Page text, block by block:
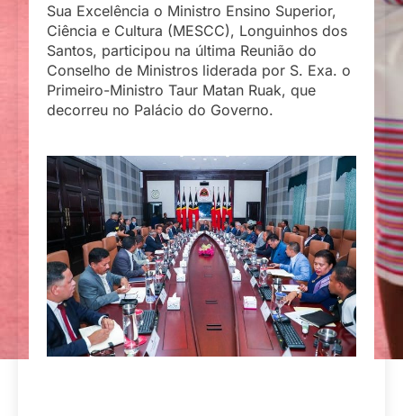
Sua Excelência o Ministro Ensino Superior,
Ciência e Cultura (MESCC), Longuinhos dos
Santos, participou na última Reunião do
Conselho de Ministros liderada por S. Exa. o
Primeiro-Ministro Taur Matan Ruak, que
decorreu no Palácio do Governo.